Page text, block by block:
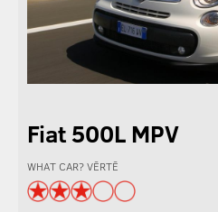
Fiat 500L MPV
WHAT CAR? VĒRTĒ